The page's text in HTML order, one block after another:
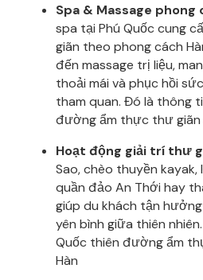
Spa & Massage phong
spa tại Phú Quốc cung
giãn theo phong cách
đến massage trị liệu,
thoải mái và phục hồi
tham quan. Đó là thông
đường ẩm thực thư giãn
Hoạt động giải trí thư
Sao, chèo thuyền kayak,
quần đảo An Thới hay
giúp du khách tận
yên bình giữa thiên
Quốc thiên đường ẩm
Hàn